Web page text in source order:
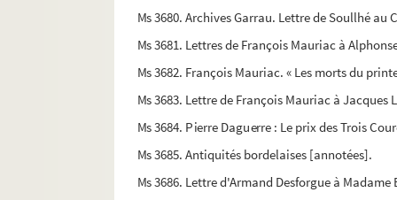
Ms 3680. Archives Garrau. Lettre de Soullhé
Ms 3681. Lettres de François Mauriac à
Ms 3682. François Mauriac. « Les morts du
Ms 3683. Lettre de François Mauriac à Jacques
Ms 3684. Pierre Daguerre : Le prix des Trois
Ms 3685. Antiquités bordelaises [annotées].
Ms 3686. Lettre d'Armand Desforgue à